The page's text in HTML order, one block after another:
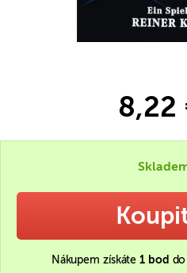
8,22
Nákupem získáte1 bod